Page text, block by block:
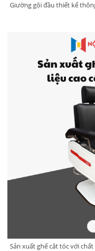
Giường gội đầu thiết kế
Sản xuất ghế cắt tóc với